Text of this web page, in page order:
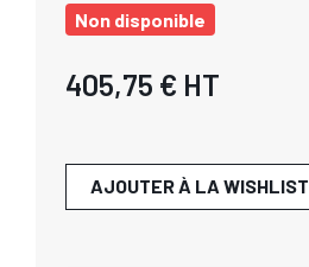
Non disponible
405,75 € HT
AJOUTER À LA WISHLIST